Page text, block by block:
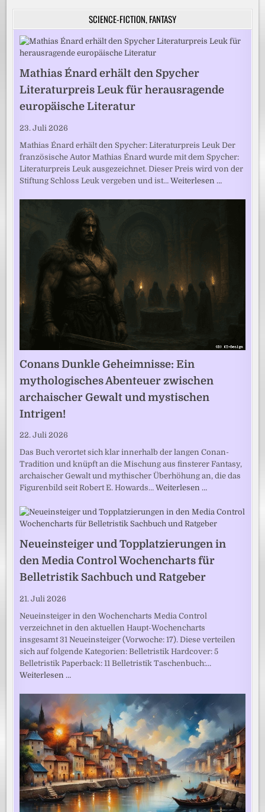
SCIENCE-FICTION, FANTASY
Mathias Énard erhält den Spycher
Literaturpreis Leuk für herausragende
europäische Literatur
23. Juli 2026
Mathias Énard erhält den Spycher: Literaturpreis Leuk Der
französische Autor Mathias Énard wurde mit dem Spycher:
Literaturpreis Leuk ausgezeichnet. Dieser Preis wird von der
Stiftung Schloss Leuk vergeben und ist…Weiterlesen …
Conans Dunkle Geheimnisse: Ein
mythologisches Abenteuer zwischen
archaischer Gewalt und mystischen
Intrigen!
22. Juli 2026
Das Buch verortet sich klar innerhalb der langen Conan-
Tradition und knüpft an die Mischung aus finsterer Fantasy,
archaischer Gewalt und mythischer Überhöhung an, die das
Figurenbild seit Robert E. Howards…Weiterlesen …
Neueinsteiger und Topplatzierungen in
den Media Control Wochencharts für
Belletristik Sachbuch und Ratgeber
21. Juli 2026
Neueinsteiger in den Wochencharts Media Control
verzeichnet in den aktuellen Haupt-Wochencharts
insgesamt 31 Neueinsteiger (Vorwoche: 17). Diese verteilen
sich auf folgende Kategorien: Belletristik Hardcover: 5
Belletristik Paperback: 11 Belletristik Taschenbuch:…
Weiterlesen …